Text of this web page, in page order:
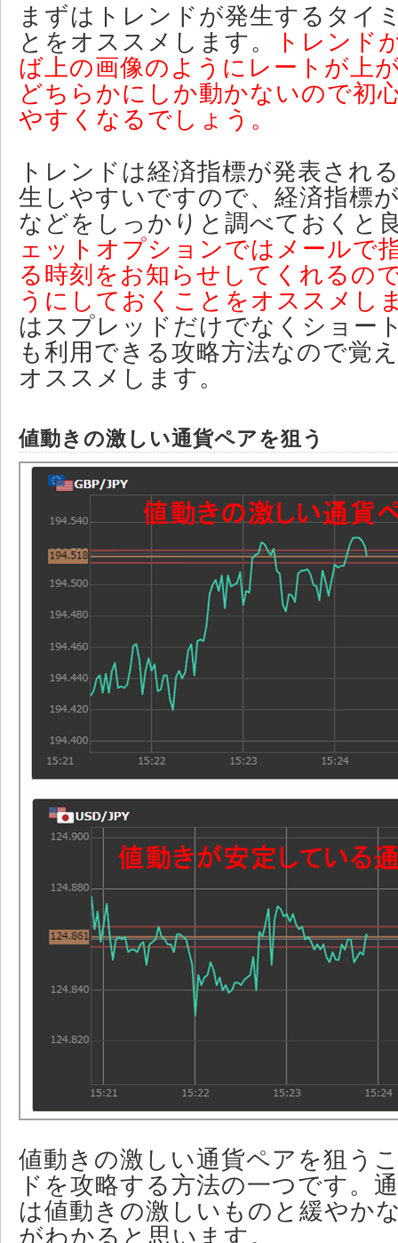
まずはトレンドが発生するタイ
とをオススメします。
トレンド
ば上の画像のようにレートが上
どちらかにしか動かないので初
やすくなるでしょう。
トレンドは経済指標が発表され
生しやすいですので、経済指標
などをしっかりと調べておくと
ェットオプションではメールで
る時刻をお知らせしてくれるの
うにしておくことをオススメし
はスプレッドだけでなくショー
も利用できる攻略方法なので覚
オススメします。
値動きの激しい通貨ペアを狙う
値動きの激しい通貨ペアを狙う
ドを攻略する方法の一つです。
は値動きの激しいものと緩やか
がわかると思います。